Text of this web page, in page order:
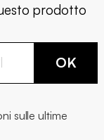
prodotto
OK
sulle ultime